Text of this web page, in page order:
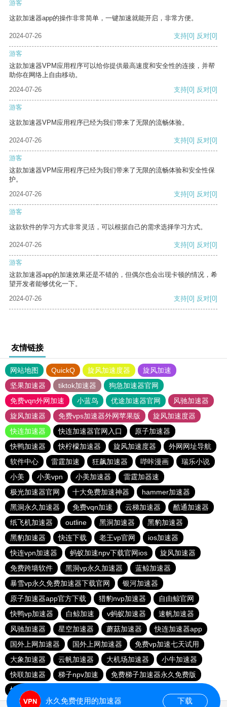
游客
这款加速器app的操作非常简单，一键加速就能开启，非常方便。
2024-07-26 支持[0] 反对[0]
游客
这款加速器VPM应用程序可以给你提供最高速度和安全性的连接，并帮
助你在网络上自由移动。
2024-07-26
支持[0] 反对[0]
游客
这款加速器VPM应用程序已经为我们带来了无限的流畅体验。
2024-07-26 支持[0] 反对[0]
游客
这款加速器VPM应用程序已经为我们带来了无限的流畅体验和安全性保
护。
2024-07-26
支持[0] 反对[0]
游客
这款软件的学习方式非常灵活，可以根据自己的需求选择学习方式。
2024-07-26 支持[0] 反对[0]
游客
这款加速器app的加速效果还是不错的，但偶尔也会出现卡顿的情况，希
望开发者能够优化一下。
2024-07-26
支持[0] 反对[0]
友情链接
网站地图 QuickQ 旋风加速度器
旋风加速
坚果加速器
tiktok加速器
狗急加速器官网
免费vqn外网加速
小蓝鸟 优途加速器官网
风驰加速器
旋风加速器
免费vps加速器外网苹果版
旋风加速度器
快连加速器
快连加速器官网入口
原子加速器
快鸭加速器
快柠檬加速器 旋风加速度器
外网网址导航
软件中心
雷霆加速 狂飙加速器 哔咔漫画
瑞乐小说
小美
小美vpn 小美加速器
雷霆加器速
极光加速器官网
十大免费加速神器
hammer加速器
黑洞永久加速器
免费vqn加速 云梯加速器
酷通加速器
纸飞机加速器
outline 黑洞加速器
黑豹加速器
黑豹加速器
快连下载 老王vp官网
ios加速器
快连vρn加速器
蚂蚁加速npv下载官网ios
旋风加速器
免费跨墙软件
黑洞vp永久加速器
蓝鲸加速器
暴雪vp永久免费加速器下载官网
银河加速器
原子加速器app官方下载
猎豹nvp加速器
自由鲸官网
快鸭vp加速器
白鲸加速 v蚂蚁加速器
速帆加速器
风驰加速器
星空加速器 蘑菇加速器
快连加速器app
国外上网加速器
国外上网加速器
免费vp加速七天试用
大象加速器
云帆加速器 大机场加速器
小牛加速器
快联加速器
梯子npv加速
免费梯子加速器永久免费版
快连加速器app
永久免费使用的加速器 下载